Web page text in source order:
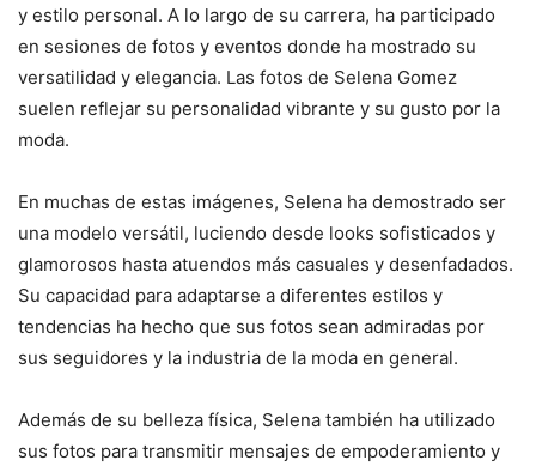
y estilo personal. A lo largo de su carrera, ha participado
en sesiones de fotos y eventos donde ha mostrado su
versatilidad y elegancia. Las fotos de Selena Gomez
suelen reflejar su personalidad vibrante y su gusto por la
moda.
En muchas de estas imágenes, Selena ha demostrado ser
una modelo versátil, luciendo desde looks sofisticados y
glamorosos hasta atuendos más casuales y desenfadados.
Su capacidad para adaptarse a diferentes estilos y
tendencias ha hecho que sus fotos sean admiradas por
sus seguidores y la industria de la moda en general.
Además de su belleza física, Selena también ha utilizado
sus fotos para transmitir mensajes de empoderamiento y